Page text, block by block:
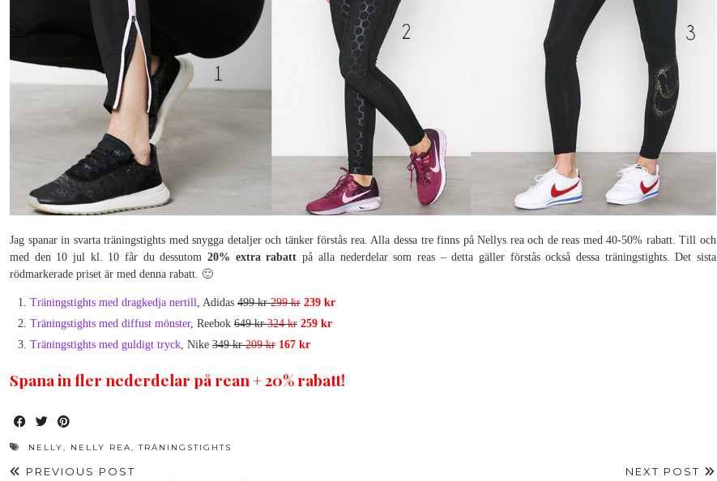
Jag spanar in svarta träningstights med snygga detaljer och tänker förstås rea. Alla dessa tre finns på Nellys rea och de reas med 40-50% rabatt. Till och
med den 10 jul kl. 10 får du dessutom20% extra rabatt på alla nederdelar som reas – detta gäller förstås också dessa träningstights. Det sista
rödmarkerade priset är med denna rabatt. 🙂
Träningstights med dragkedja nertill , Adidas 499 kr299 kr 239 kr
Träningstights med diffust mönster, Reebok 649 kr324 kr 259 kr
Träningstights med guldigt tryck , Nike 349 kr209 kr 167 kr
Spana in fler nederdelar på rean + 20% rabatt!
NELLY, NELLY REA,TRÄNINGSTIGHTS
PREVIOUS POST
NEXT POST